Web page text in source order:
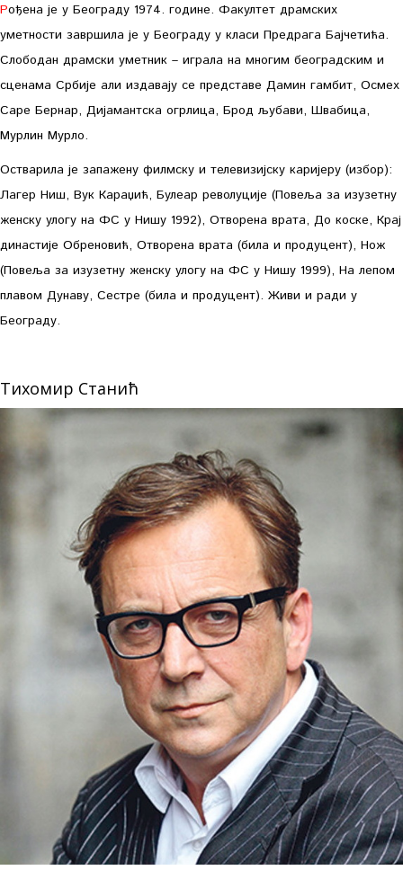
Рођена је у Београду 1974. године. Факултет драмских
уметности завршила је у Београду у класи Предрага Бајчетића.
Слободан драмски уметник – играла на многим београдским и
сценама Србије али издавају се представе Дамин гамбит, Осмех
Саре Бернар, Дијамантска огрлица, Брод љубави, Швабица,
Мурлин Мурло.
Остварила је запажену филмску и телевизијску каријеру (избор):
Лагер Ниш, Вук Караџић, Булеар револуције (Повеља за изузетну
женску улогу на ФС у Нишу 1992), Отворена врата, До коске, Крај
династије Обреновић, Отворена врата (била и продуцент), Нож
(Повеља за изузетну женску улогу на ФС у Нишу 1999), На лепом
плавом Дунаву, Сестре (била и продуцент). Живи и ради у
Београду.
Тихомир Станић